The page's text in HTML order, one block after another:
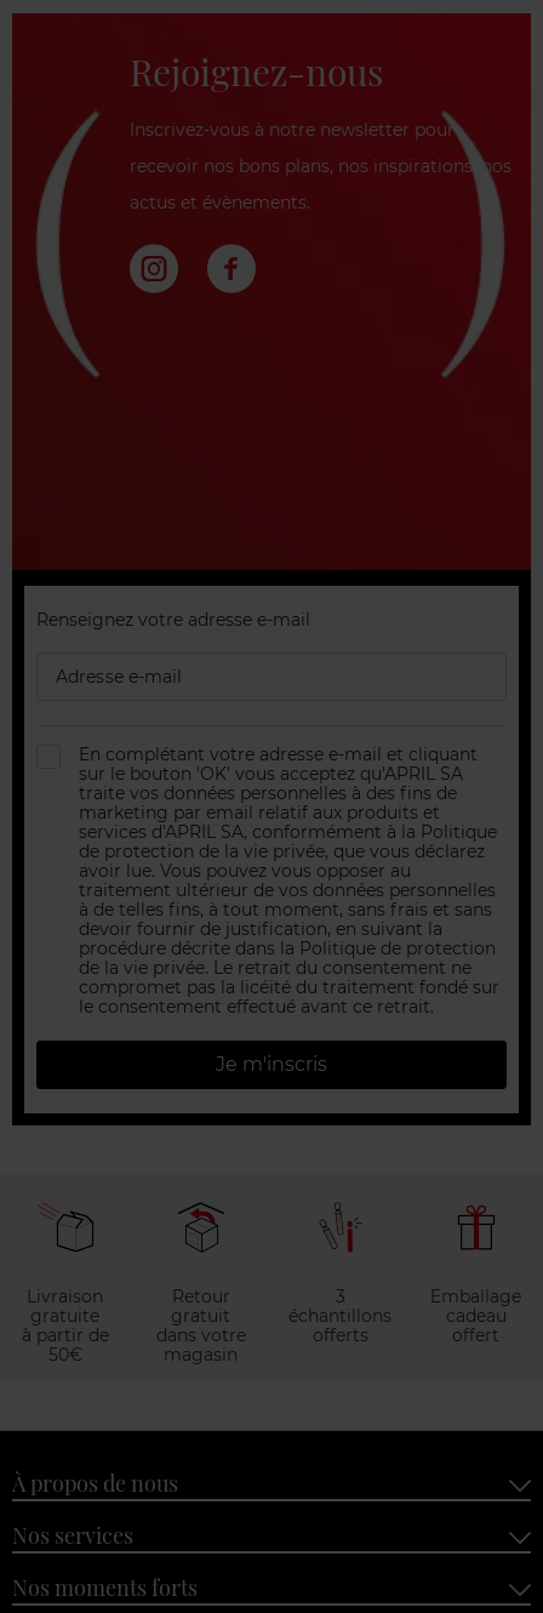
Rejoignez-nous
Inscrivez-vous à notre newsletter pour
recevoir nos bons plans, nos inspirations, nos
actus et évènements.
Renseignez votre adresse e-mail
En complétant votre adresse e-mail et cliquant
sur le bouton 'OK' vous acceptez qu'APRIL SA
traite vos données personnelles à des fins de
marketing par email relatif aux produits et
services d'APRIL SA, conformément à la Politique
de protection de la vie privée, que vous déclarez
avoir lue. Vous pouvez vous opposer au
traitement ultérieur de vos données personnelles
à de telles fins, à tout moment, sans frais et sans
devoir fournir de justification, en suivant la
procédure décrite dans la Politique de protection
de la vie privée. Le retrait du consentement ne
compromet pas la licéité du traitement fondé sur
le consentement effectué avant ce retrait.
Je m'inscris
Livraison
gratuite
à partir de
50€
Retour
gratuit
dans votre
magasin
3
échantillons
offerts
Emballage
cadeau
offert
À propos de nous
Nos services
Nos moments forts